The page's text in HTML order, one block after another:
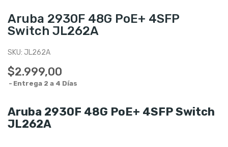
Aruba 2930F 48G PoE+ 4SFP
Switch JL262A
SKU: JL262A
$2.999,00
Entrega 2 a 4 Días
Aruba 2930F 48G PoE+ 4SFP Switch
JL262A